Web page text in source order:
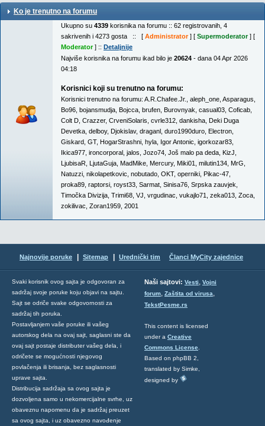
Ko je trenutno na forumu
Ukupno su 4339 korisnika na forumu :: 62 registrovanih, 4
sakrivenih i 4273 gosta :: [ Administrator] [ Supermoderator] [
Moderator] :: Detaljnije
Najviše korisnika na forumu ikad bilo je 20624 - dana 04 Apr 2026
04:18
Korisnici koji su trenutno na forumu:
Korisnici trenutno na forumu: A.R.Chafee.Jr. aleph_one Asparagus
Bo96 bojansmudja Bojcca brufen Burovnyak casual03 Coficab
Colt D Crazzer, CrveniSolaris cvrle312 dankisha Deki Duga
Devetka delboy, Djokislav, draganl duro1990duro Electron
Giskard GT, HogarStrashni hyla Igor Antonic igorkozar83
Ikica977 ironcorporal jalos Jozo74 Još malo pa deda KizJ
LjubisaR LjutaGuja MadMike Mercury, Miki01 milutin134 MrG
Natuzzi nikolapetkovic nobutado OKT, operniki Pikac-47
proka89 raptorsi royst33 Sarmat Sinisa76 Srpska zauvjek
Timočka Divizija Trimi68 VJ vrgudinac vukajlo71 zeka013 Zoca
zokilivac Zoran1959 2001
Najnovije poruke Sitemap Urednički tim Članci MyCity zajednice
Svaki korisnik ovog sajta je odgovoran za
sadržaj svoje poruke koju objavi na sajtu.
Sajt se odriče svake odgovornosti za
sadržaj tih poruka.
Postavljanjem vaše poruke ili vašeg
autorskog dela na ovaj sajt, saglasni ste da
ovaj sajt postaje distributer vašeg dela, i
odričete se mogućnosti njegovog
povlačenja ili brisanja, bez saglasnosti
uprave sajta.
Distribucija sadržaja sa ovog sajta je
dozvoljena samo u nekomercijalne svrhe, uz
obaveznu napomenu da je sadržaj preuzet
sa ovog sajta, i uz obavezno navođenje
Naši sajtovi: Vesti, Vojni
forum, Zaštita od virusa,
TekstPesme.rs
This content is licensed
under a Creative
Commons License
Based on phpBB 2,
translated by Simke,
designed by